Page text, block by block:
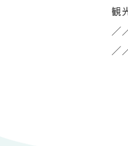
観
／
／